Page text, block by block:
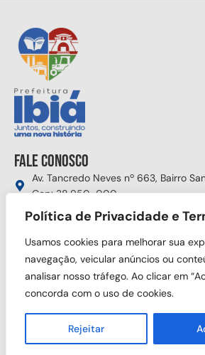
Política de Privacidade e
Usamos cookies para melhorar sua
navegação, veicular anúncios ou
analisar nosso tráfego. Ao clicar em
concorda com o uso de cookies.
Rejeitar
Fale conosco
Av. Tancredo Neves nº 663, Bairro
Cep: 38.950-000
(34) 3631-5750
Segunda à sexta das 8:00h às 17:30h
Siga nas redes sociais